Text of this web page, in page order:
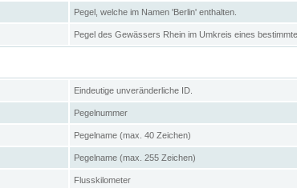
Pegel, welche im Namen 'Berlin' enthalten.
Pegel des Gewässers Rhein im Umkreis eines
Eindeutige unveränderliche ID.
Pegelnummer
Pegelname (max. 40 Zeichen)
Pegelname (max. 255 Zeichen)
Flusskilometer